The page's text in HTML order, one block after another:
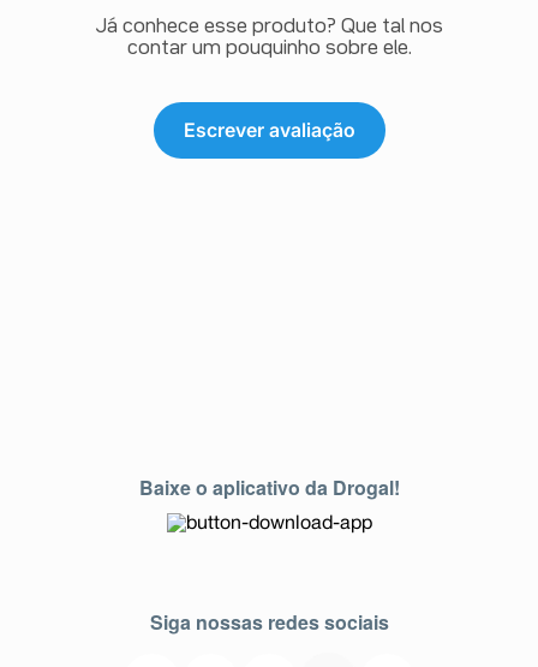
Já conhece esse produto? Que tal nos
contar um pouquinho sobre ele.
Escrever avaliação
Baixe o aplicativo da Drogal!
Siga nossas redes sociais